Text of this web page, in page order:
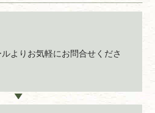
よりお気軽にお問合せくださ